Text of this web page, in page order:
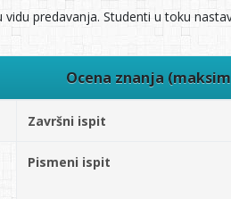
vidu predavanja. Studenti u toku
Ocena znanja
Završni ispit
Pismeni ispit